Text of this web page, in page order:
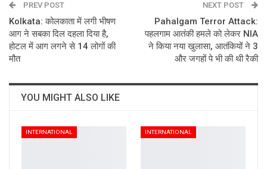
Email
PREV POST
Kolkata: कोलकाता में लगी भीषण
आग ने सबका दिल दहला दिया है,
होटल में आग लगने से 14 लोगों की
मौत
NEXT POST
Pahalgam Terror Attack:
पहलगाम आतंकी हमले को लेकर NIA
ने किया नया खुलासा, आतंकियों ने 3
और जगहों पे भी की थी रैकी
YOU MIGHT ALSO LIKE
INTERNATIONAL INTERNATIONAL